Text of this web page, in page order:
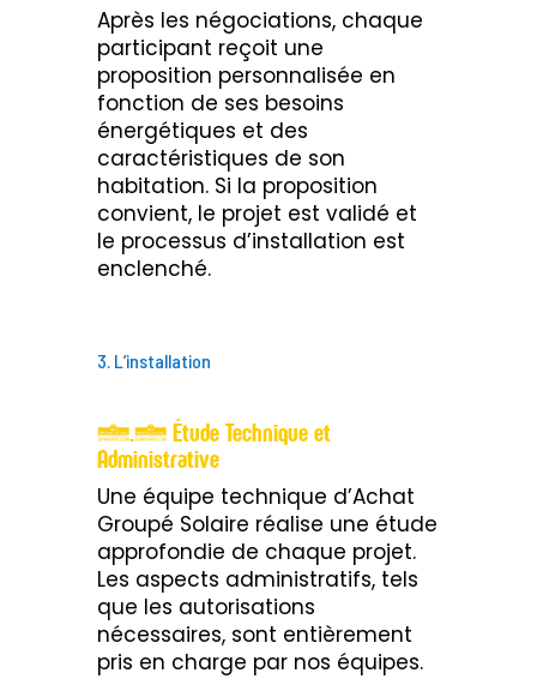
Après les négociations, chaque
participant reçoit une
proposition personnalisée en
fonction de ses besoins
énergétiques et des
caractéristiques de son
habitation. Si la proposition
convient, le projet est validé et
le processus d’installation est
enclenché.
3. L’installation
3.1 Étude Technique et
Administrative
Une équipe technique d’Achat
Groupé Solaire réalise une étude
approfondie de chaque projet.
Les aspects administratifs, tels
que les autorisations
nécessaires, sont entièrement
pris en charge par nos équipes.